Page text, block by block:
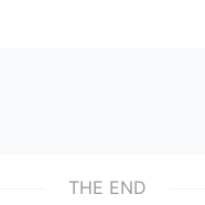
THE END